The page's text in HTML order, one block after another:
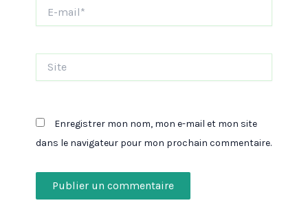
mail*
Enregistrer mon nom, mon e-mail et mon site
dans le navigateur pour mon prochain commentaire.